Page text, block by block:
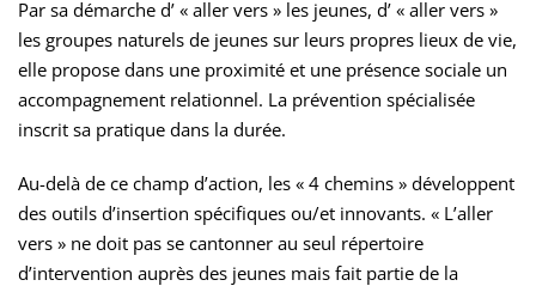
Par sa démarche d’ « aller vers » les jeunes, d’ « aller vers »
les groupes naturels de jeunes sur leurs propres lieux de vie,
elle propose dans une proximité et une présence sociale un
accompagnement relationnel. La prévention spécialisée
inscrit sa pratique dans la durée.
Au-delà de ce champ d’action, les « 4 chemins » développent
des outils d’insertion spécifiques ou/et innovants. « L’aller
vers » ne doit pas se cantonner au seul répertoire
d’intervention auprès des jeunes mais fait partie de la